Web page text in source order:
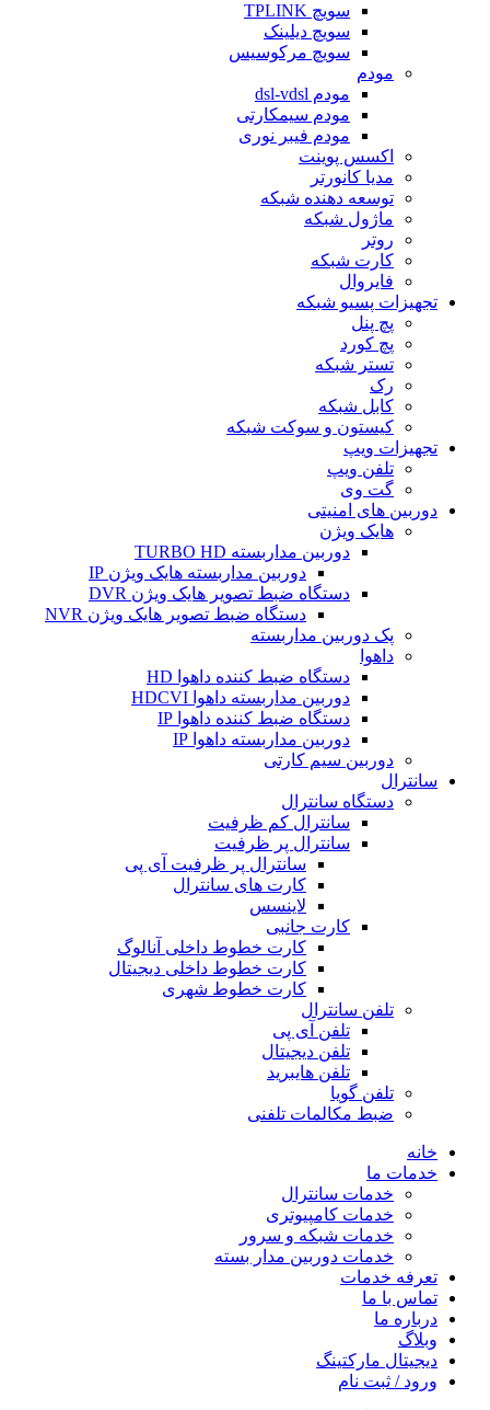
سویچ TPLINK
سویچ دیلینک
سویچ مرکوسیس
مودم
مودم dsl-vdsl
مودم سیمکارتی
مودم فیبر نوری
اکسس پوینت
مدیا کانورتر
توسعه دهنده شبکه
ماژول شبکه
روتر
کارت شبکه
فایروال
تجهیزات پسیو شبکه
پچ پنل
پچ کورد
تستر شبکه
رک
کابل شبکه
کیستون و سوکت شبکه
تجهیزات ویپ
تلفن ویپ
گت وی
دوربین های امنیتی
هایک ویژن
دوربین مداربسته TURBO HD
دوربین مداربسته هایک ویژن IP
دستگاه ضبط تصویر هایک ویژن DVR
دستگاه ضبط تصویر هایک ویژن NVR
پک دوربین مداربسته
داهوا
دستگاه ضبط کننده داهوا HD
دوربین مداربسته داهوا HDCVI
دستگاه ضبط کننده داهوا IP
دوربین مداربسته داهوا IP
دوربین سیم کارتی
سانترال
دستگاه سانترال
سانترال کم ظرفیت
سانترال پر ظرفیت
سانترال پر ظرفیت آی پی
کارت های سانترال
لاینسس
کارت جانبی
کارت خطوط داخلی آنالوگ
کارت خطوط داخلی دیجیتال
کارت خطوط شهری
تلفن سانترال
تلفن آی پی
تلفن دیجیتال
تلفن هایبرید
تلفن گویا
ضبط مکالمات تلفنی
خانه
خدمات ما
خدمات سانترال
خدمات کامپیوتری
خدمات شبکه و سرور
خدمات دوربین مدار بسته
تعرفه خدمات
تماس با ما
درباره ما
وبلاگ
دیجیتال مارکتینگ
ورود / ثبت نام